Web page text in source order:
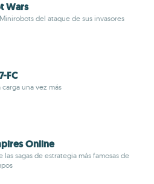
Wars
del ataque de sus invasores
FC
carga una vez más
Online
las sagas de estrategia más famosas de